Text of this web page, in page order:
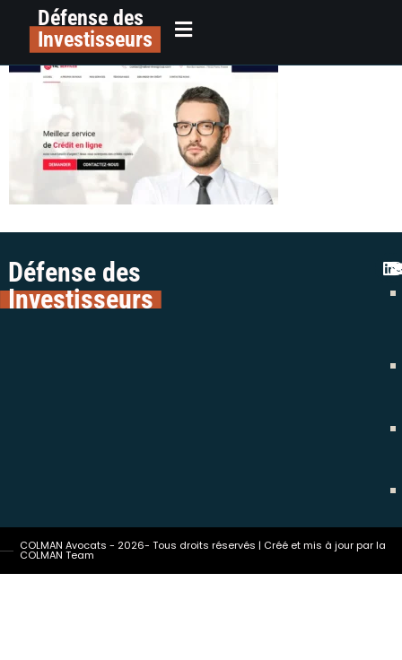
principalDéfense des
Investisseurs
Val-Services-1
Défense des
Investisseurs
COLMAN Avocats - 2026- Tous droits réservés | Créé et mis à jour par la
COLMAN Team